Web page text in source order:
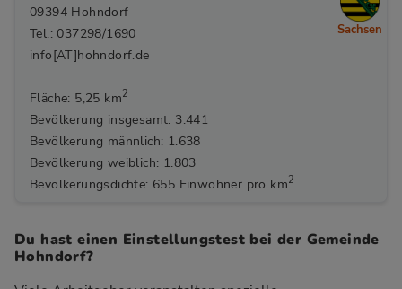
09394 Hohndorf
Tel.: 037298/1690
info[AT]hohndorf.de
Fläche: 5,25 km2
Bevölkerung insgesamt: 3.441
Bevölkerung männlich: 1.638
Bevölkerung weiblich: 1.803
Bevölkerungsdichte: 655 Einwohner pro km2
Sachsen
Du hast einen Einstellungstest bei der Gemeinde
Hohndorf?